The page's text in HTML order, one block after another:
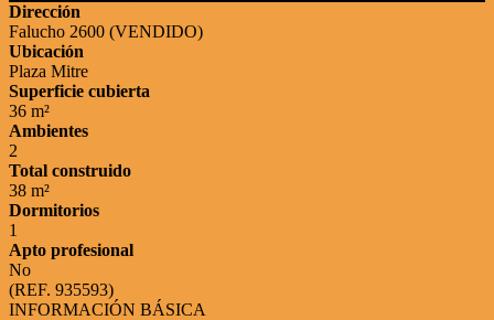
Dirección
Falucho 2600 (VENDIDO)
Ubicación
Plaza Mitre
Superficie cubierta
36 m²
Ambientes
2
Total construido
38 m²
Dormitorios
1
Apto profesional
No
(REF. 935593)
INFORMACIÓN BÁSICA